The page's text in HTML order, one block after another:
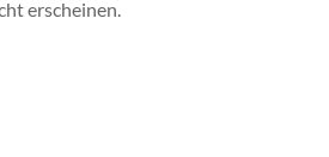
erscheinen.